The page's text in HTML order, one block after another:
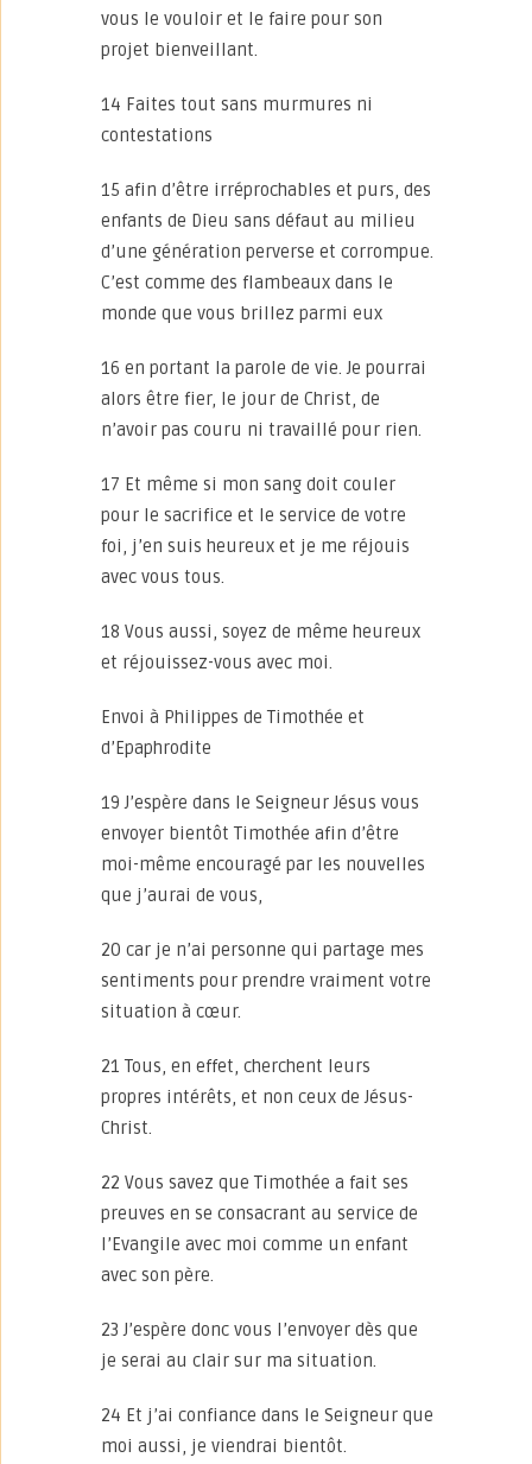
vous le vouloir et le faire pour son
projet bienveillant.
14 Faites tout sans murmures ni
contestations
15 afin d’être irréprochables et purs, des
enfants de Dieu sans défaut au milieu
d’une génération perverse et corrompue.
C’est comme des flambeaux dans le
monde que vous brillez parmi eux
16 en portant la parole de vie. Je pourrai
alors être fier, le jour de Christ, de
n’avoir pas couru ni travaillé pour rien.
17 Et même si mon sang doit couler
pour le sacrifice et le service de votre
foi, j’en suis heureux et je me réjouis
avec vous tous.
18 Vous aussi, soyez de même heureux
et réjouissez-vous avec moi.
Envoi à Philippes de Timothée et
d’Epaphrodite
19 J’espère dans le Seigneur Jésus vous
envoyer bientôt Timothée afin d’être
moi-même encouragé par les nouvelles
que j’aurai de vous,
20 car je n’ai personne qui partage mes
sentiments pour prendre vraiment votre
situation à cœur.
21 Tous, en effet, cherchent leurs
propres intérêts, et non ceux de Jésus-
Christ.
22 Vous savez que Timothée a fait ses
preuves en se consacrant au service de
l’Evangile avec moi comme un enfant
avec son père.
23 J’espère donc vous l’envoyer dès que
je serai au clair sur ma situation.
24 Et j’ai confiance dans le Seigneur que
moi aussi, je viendrai bientôt.